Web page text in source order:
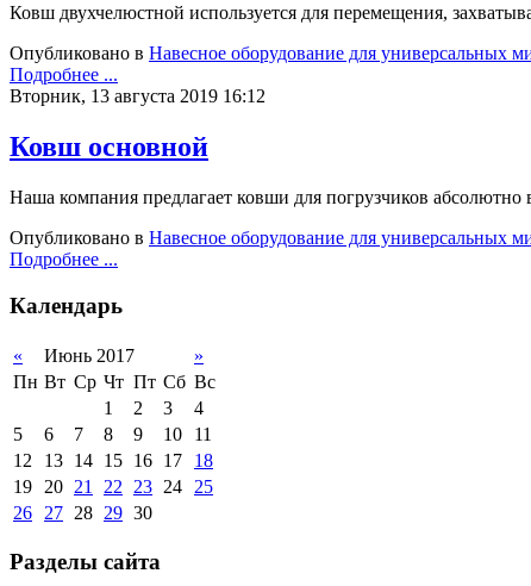
Ковш двухчелюстной используется для перемещения,
Опубликовано в Навесное оборудование для универсальных
Подробнее ...
Вторник, 13 августа 2019 16:12
Ковш основной
Наша компания предлагает ковши для погрузчиков
Опубликовано в Навесное оборудование для универсальных
Подробнее ...
Календарь
« Июнь 2017
»
Пн Вт Ср Чт Пт Сб Вс
1
2 3
4
5
6 7 8 9 10
11
12
13 14 15 16 17
18
19
20 21 22 23 24
25
26
27 28 29 30
Разделы сайта